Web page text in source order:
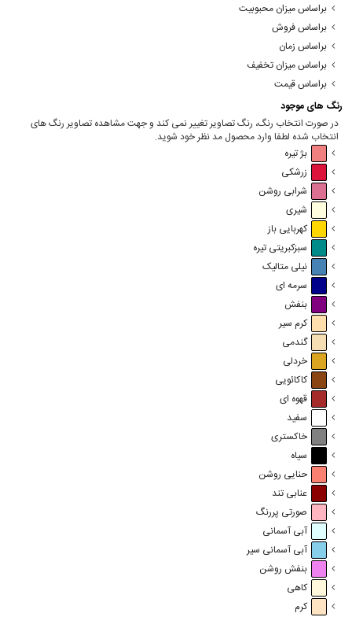
براساس میزان محبوبیت
براساس فروش
براساس زمان
براساس میزان تخفیف
براساس قیمت
رنگ های موجود
در صورت انتخاب رنگ، رنگ تصاویر تغییر نمی کند و جهت مشاهده تصاویر رنگ های
انتخاب شده لطفا وارد محصول مد نظر خود شوید.
بژ تیره
زرشکی
شرابی روشن
شیری
کهربایی باز
سبزکبریتی تیره
نیلی متالیک
سرمه ای
بنفش
کرم سیر
گندمی
خردلی
کاکائویی
قهوه ای
سفید
خاکستری
سیاه
حنایی روشن
عنابی تند
صورتی پررنگ
آبی آسمانی
آبی آسمانی سیر
بنفش روشن
کاهی
کرم